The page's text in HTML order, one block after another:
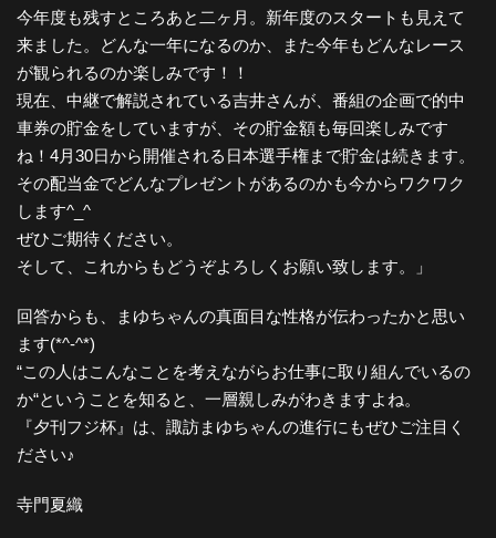
今年度も残すところあと二ヶ月。新年度のスタートも見えて
来ました。どんな一年になるのか、また今年もどんなレース
が観られるのか楽しみです！！
現在、中継で解説されている吉井さんが、番組の企画で的中
車券の貯金をしていますが、その貯金額も毎回楽しみです
ね！4月30日から開催される日本選手権まで貯金は続きます。
その配当金でどんなプレゼントがあるのかも今からワクワク
します^_^
ぜひご期待ください。
そして、これからもどうぞよろしくお願い致します。」
回答からも、まゆちゃんの真面目な性格が伝わったかと思い
ます(*^-^*)
“この人はこんなことを考えながらお仕事に取り組んでいるの
か“ということを知ると、一層親しみがわきますよね。
『夕刊フジ杯』は、諏訪まゆちゃんの進行にもぜひご注目く
ださい♪
寺門夏織